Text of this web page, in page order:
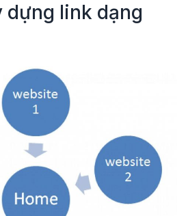
dựng link dạng